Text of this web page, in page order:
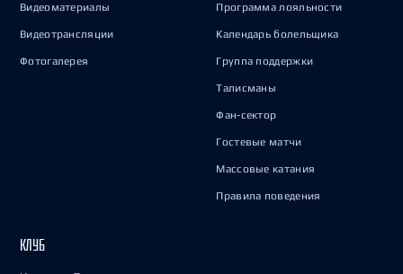
Видеоматериалы
Видеотрансляции
Фотогалерея
Программа лояльности
Календарь болельщика
Группа поддержки
Талисманы
Фан-сектор
Гостевые матчи
Массовые катания
Правила поведения
КЛУБ